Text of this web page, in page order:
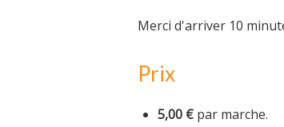
Merci d'arriver 10
Prix
5,00 € par marche.